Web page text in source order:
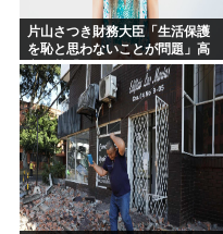
片山さつき財務大臣「生活保護
を恥と思わないことが問題」高
市早苗「さもしい人のせいで国
が滅びる」